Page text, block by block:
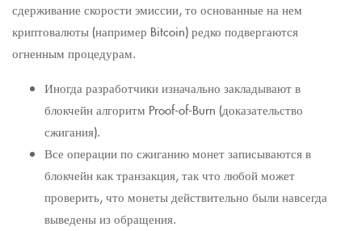
сдерживание скорости эмиссии, то основанные на нем
криптовалюты (например Bitcoin) редко подвергаются
огненным процедурам.
Иногда разработчики изначально закладывают в
блокчейн алгоритм Proof-of-Burn (доказательство
сжигания).
Все операции по сжиганию монет записываются в
блокчейн как транзакция, так что любой может
проверить, что монеты действительно были навсегда
выведены из обращения.